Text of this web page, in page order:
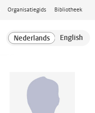
Organisatiegids Bibliotheek